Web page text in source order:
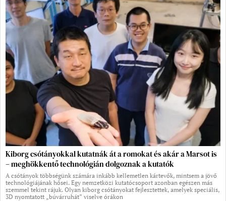
Kiborg csótányokkal kutatnák át a romokat és akár a Marsot is
– meghökkentő technológián dolgoznak a kutatók
A csótányok többségünk számára inkább kellemetlen kártevők, mintsem a jövő
technológiájának hősei. Egy nemzetközi kutatócsoport azonban egészen más
szemmel tekint rájuk. Olyan kiborg csótányokat fejlesztettek, amelyek speciális,
3D nyomtatott „búvárruhát” viselve órákon